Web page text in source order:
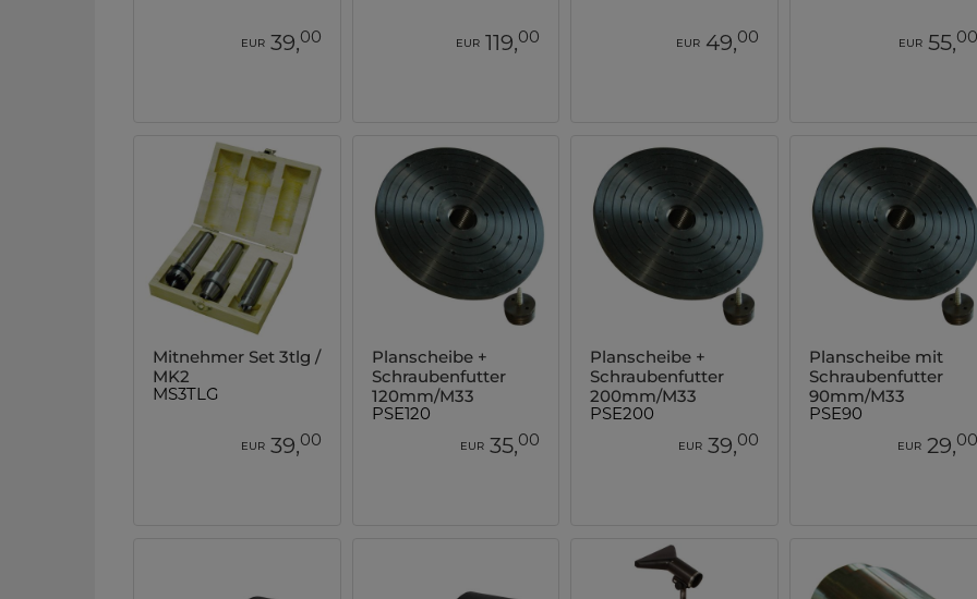
EUR 39,00 EUR 119,00 EUR 49,00 EUR 55,00
Mitnehmer Set 3tlg /
MK2
MS3TLG
EUR 39,00
Planscheibe +
Schraubenfutter
120mm/M33
PSE120
EUR 35,00
Planscheibe +
Schraubenfutter
200mm/M33
PSE200
EUR 39,00
Planscheibe mit
Schraubenfutter
90mm/M33
PSE90
EUR 29,00